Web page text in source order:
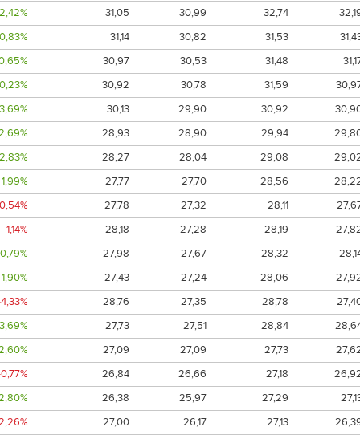
2,42%
31,05 30,99 32,74
0,83%
31,14 30,82 31,53
30,97 30,53 31,48
0,23%
30,92 30,78 31,59
3,69%
30,13 29,90 30,92
28,93 28,90 29,94
2,83%
28,27 28,04 29,08
1,99%
27,77 27,70 28,56
27,78 27,32 28,11
-1,14%
28,18 27,28 28,19
0,79%
27,98 27,67 28,32
1,90%
27,43 27,24 28,06
28,76 27,35 28,78
3,69%
27,73 27,51 28,84
27,09 27,09 27,73
26,84 26,66 27,18
26,38 25,97 27,29
27,00 26,17 27,13